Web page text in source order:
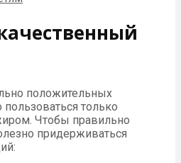
положительных
только
Чтобы правильно
придерживаться